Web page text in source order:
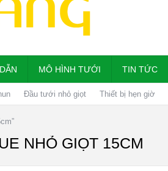
MÔ HÌNH TƯỚI TIN TỨC
Đầu tưới nhỏ giọt Thiết bị hẹn giờ
NHỎ GIỌT 15CM